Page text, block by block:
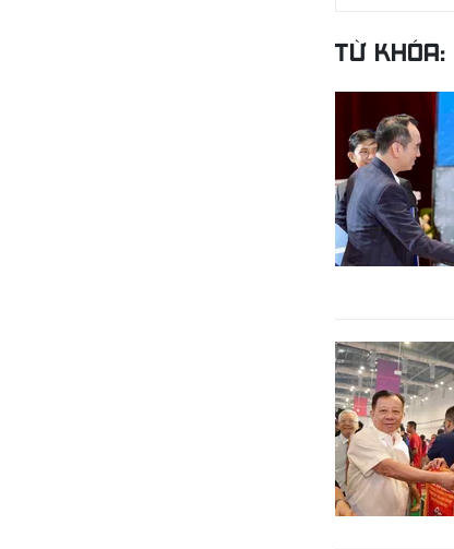
TỪ KHÓA: